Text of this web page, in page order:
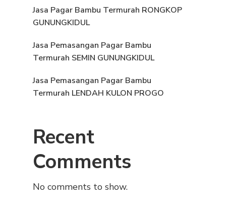
Jasa Pagar Bambu Termurah RONGKOP
GUNUNGKIDUL
Jasa Pemasangan Pagar Bambu
Termurah SEMIN GUNUNGKIDUL
Jasa Pemasangan Pagar Bambu
Termurah LENDAH KULON PROGO
Recent
Comments
No comments to show.